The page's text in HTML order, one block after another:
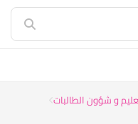
و شؤون الطالبات